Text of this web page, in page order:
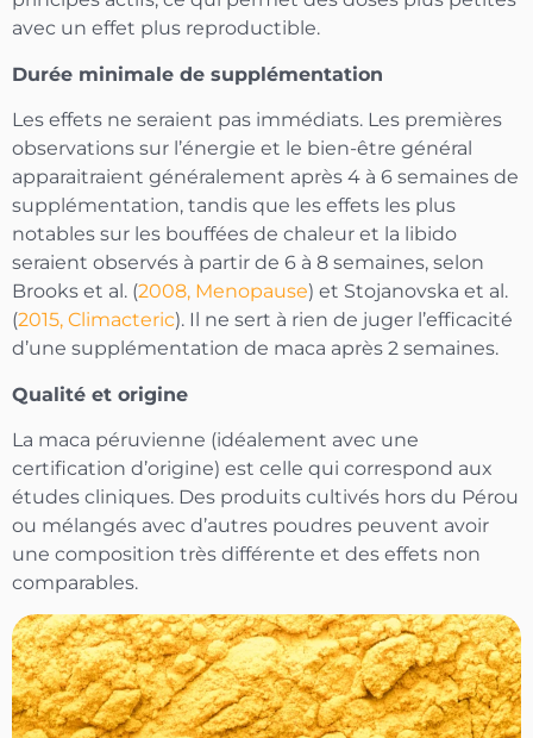
avec un effet plus reproductible.
Durée minimale de supplémentation
Les effets ne seraient pas immédiats. Les premières
observations sur l’énergie et le bien-être général
apparaitraient généralement après 4 à 6 semaines de
supplémentation, tandis que les effets les plus
notables sur les bouffées de chaleur et la libido
seraient observés à partir de 6 à 8 semaines, selon
Brooks et al. (2008, Menopause) et Stojanovska et al.
(2015, Climacteric). Il ne sert à rien de juger l’efficacité
d’une supplémentation de maca après 2 semaines.
Qualité et origine
La maca péruvienne (idéalement avec une
certification d’origine) est celle qui correspond aux
études cliniques. Des produits cultivés hors du Pérou
ou mélangés avec d’autres poudres peuvent avoir
une composition très différente et des effets non
comparables.